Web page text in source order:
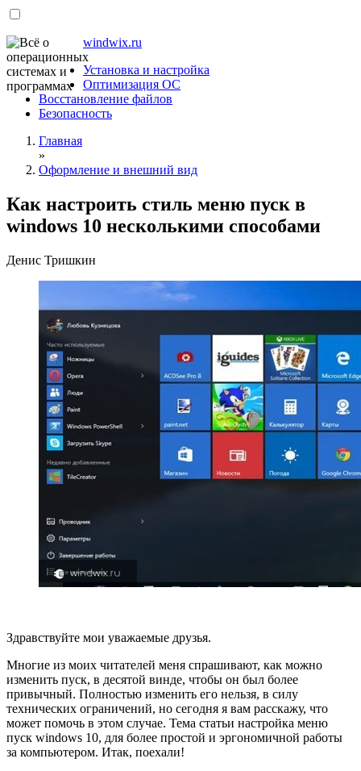
windwix.ru
Установка и настройка
Оптимизация ОС
Восстановление файлов
Безопасность
Главная
»
Оформление и внешний вид
Как настроить стиль меню пуск в
windows 10 несколькими способами
Денис Тришкин
Здравствуйте мои уважаемые друзья.
Многие из моих читателей меня спрашивают, как можно
изменить пуск, в десятой винде, чтобы он был более
привычный. Полностью изменить его нельзя, в силу
технических ограничений, но сегодня я вам расскажу, что
может помочь в этом случае. Тема статьи настройка меню
пуск windows 10, для более простой и эргономичной работы
за компьютером. Итак, поехали!